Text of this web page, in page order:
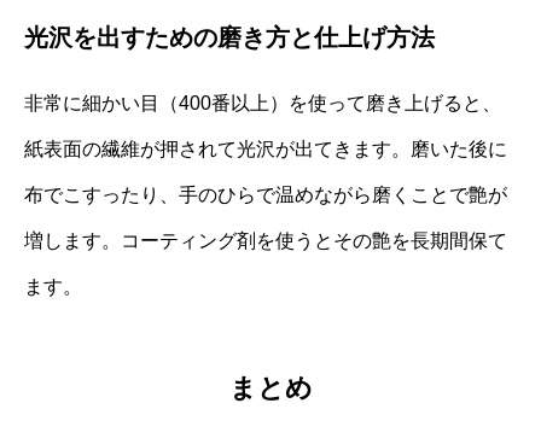
光沢を出すための磨き方と仕上げ方法
非常に細かい目（400番以上）を使って磨き上げると、
紙表面の繊維が押されて光沢が出てきます。磨いた後に
布でこすったり、手のひらで温めながら磨くことで艶が
増します。コーティング剤を使うとその艶を長期間保て
ます。
まとめ